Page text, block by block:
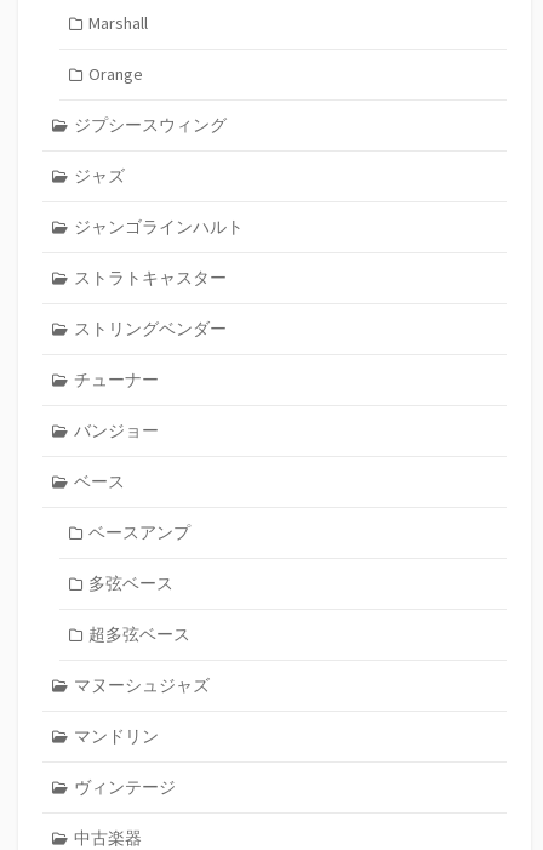
Marshall
Orange
ジプシースウィング
ジャズ
ジャンゴラインハルト
ストラトキャスター
ストリングベンダー
チューナー
バンジョー
ベース
ベースアンプ
多弦ベース
超多弦ベース
マヌーシュジャズ
マンドリン
ヴィンテージ
中古楽器